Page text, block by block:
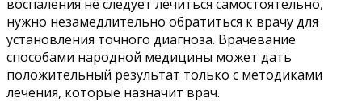
воспаления не следует лечиться самостоятельно,
нужно незамедлительно обратиться к врачу для
установления точного диагноза. Врачевание
способами народной медицины может дать
положительный результат только с методиками
лечения, которые назначит врач.